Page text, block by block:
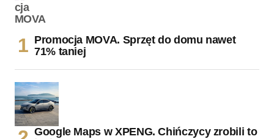
Promocja MOVA. Sprzęt do domu nawet
71% taniej
Google Maps w XPENG. Chińczycy zrobili to